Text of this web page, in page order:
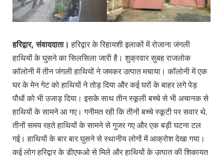
हरिद्वार, संवाददाता।हरिद्वार के रिहायशी इलाकों में रोजाना जंगली
हाथियों के घुसने का सिलसिला जारी है। शुक्रवार सुबह राजलोक
कॉलोनी में तीन जंगली हाथियों ने जमकर उत्पात मचाया। कॉलोनी में एक
घर के मेन गेट को हाथियों ने तोड़ दिया और कई घरों के बाहर लगे पेड़
पौधों को भी उजाड़ दिया। इसके साथ तीन स्कूली बच्चे से भी अचानक से
हाथियों के सामने आ गए। गनीमत रही कि तीनों बच्चे स्कूटी पर सवार थे,
तीनों समय रहते हाथियों के सामने से गुजर गए और एक बड़ी घटना टल
गई। हाथियों के बार बार घुसने से स्थानीय लोगों में आक्रोश देखा गया।
कई लोग हरिद्वार के डीएफओ से मिले और हाथियों के उत्पात की शिकायत